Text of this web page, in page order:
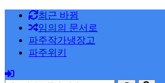
최근 바뀜
임의의 문서로
파주작가냉장고
파주위키